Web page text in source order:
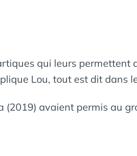
qui leurs permettent
Lou, tout est dit dans
(2019) avaient permis au